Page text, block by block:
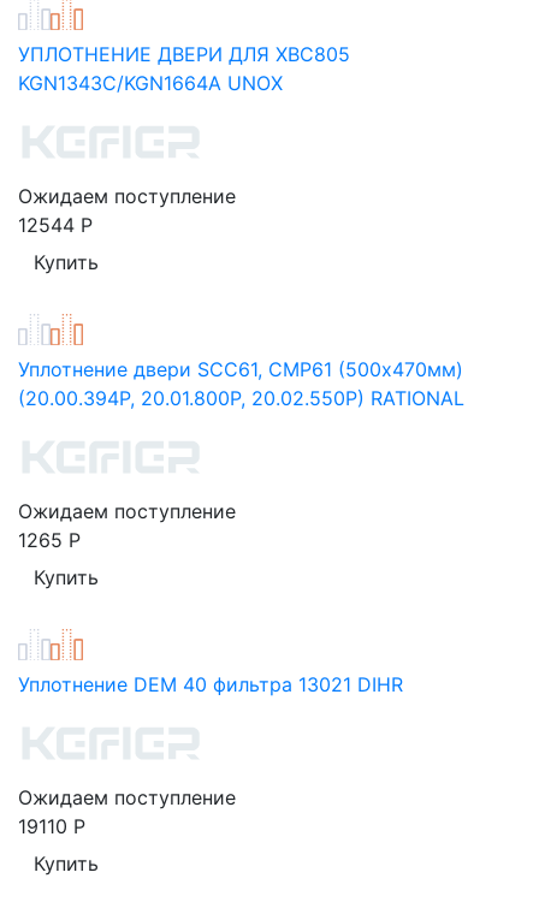
УПЛОТНЕНИЕ ДВЕРИ ДЛЯ XBC805
KGN1343C/KGN1664A UNOX
Ожидаем поступление
12544 Р
Уплотнение двери SCC61, CMP61 (500х470мм)
(20.00.394P, 20.01.800P, 20.02.550P) RATIONAL
Ожидаем поступление
1265 Р
Уплотнение DEM 40 фильтра 13021 DIHR
Ожидаем поступление
19110 Р